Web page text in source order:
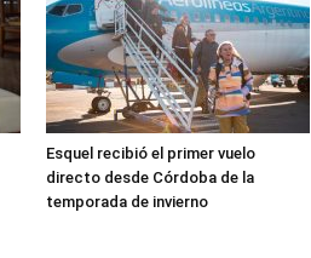
Esquel recibió el primer vuelo
directo desde Córdoba de la
temporada de invierno